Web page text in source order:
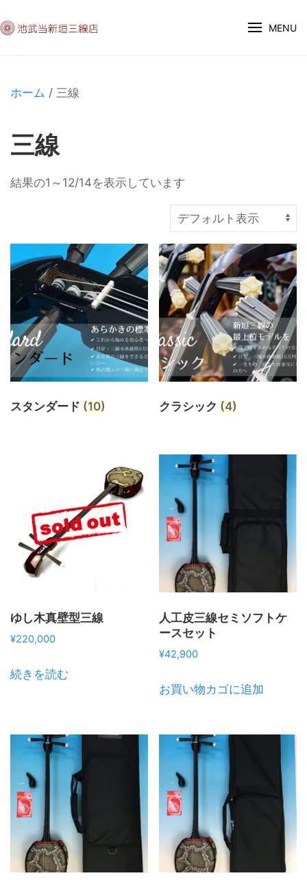
MENU
ホーム / 三線
三線
結果の1～12/14を表示しています
スタンダード (10) クラシック (4)
ゆし木真壁型三線
¥220,000
続きを読む
人工皮三線セミソフトケ
ースセット
¥42,900
お買い物カゴに追加